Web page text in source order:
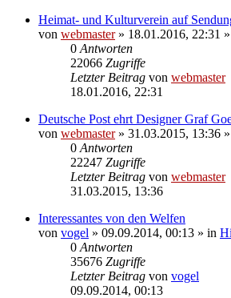
Heimat- und Kulturverein auf
von webmaster» 18.01.2016, 22:31
0 Antworten
22066 Zugriffe
Letzter Beitrag von webmaster
18.01.2016, 22:31
Deutsche Post ehrt Designer Graf
von webmaster» 31.03.2015, 13:36
0 Antworten
22247 Zugriffe
Letzter Beitrag von webmaster
31.03.2015, 13:36
Interessantes von den Welfen
von vogel » 09.09.2014, 00:13 » in
0 Antworten
35676 Zugriffe
Letzter Beitrag von vogel
09.09.2014, 00:13